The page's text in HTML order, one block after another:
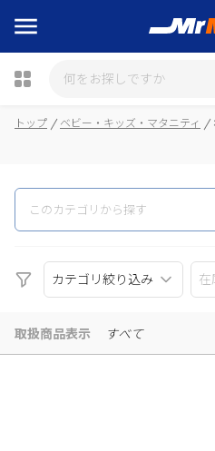
瓶詰
トップ ベビー・キッズ・マタニティ
カテゴリ絞り込み 在
取扱商品表示 すべて